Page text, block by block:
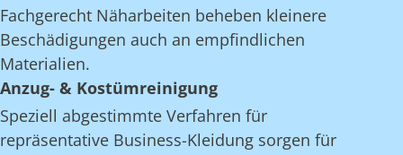
Fachgerecht Näharbeiten beheben kleinere
Beschädigungen auch an empfindlichen
Materialien.
Anzug- & Kostümreinigung
Speziell abgestimmte Verfahren für
repräsentative Business-Kleidung sorgen für